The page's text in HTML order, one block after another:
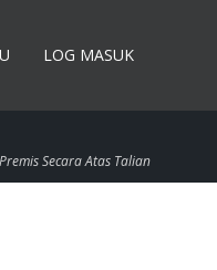
LOG MASUK
Secara Atas Talian